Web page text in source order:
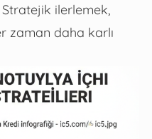
ilerlemek,
zaman daha karlı